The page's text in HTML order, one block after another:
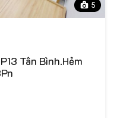
5
Tân Bình.Hẻm